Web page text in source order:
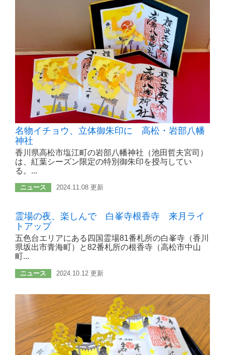
名物イチョウ、立体御朱印に 高松・岩部八幡
神社
香川県高松市塩江町の岩部八幡神社（池田哲夫宮司）
は、紅葉シーズン限定の特別御朱印を授与してい
る。...
ニュース 2024.11.08 更新
霊場の夜、楽しんで 白峯寺根香寺 来月ライ
トアップ
五色台エリアにある四国霊場81番札所の白峯寺（香川
県坂出市青海町）と82番札所の根香寺（高松市中山
町...
ニュース 2024.10.12 更新